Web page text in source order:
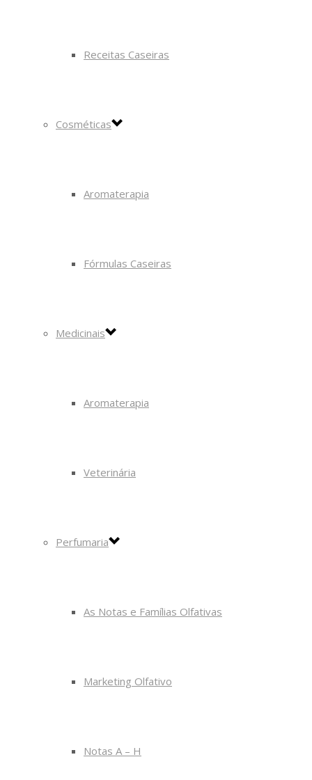
Receitas Caseiras
Cosméticas
Aromaterapia
Fórmulas Caseiras
Medicinais
Aromaterapia
Veterinária
Perfumaria
As Notas e Famílias Olfativas
Marketing Olfativo
Notas A – H